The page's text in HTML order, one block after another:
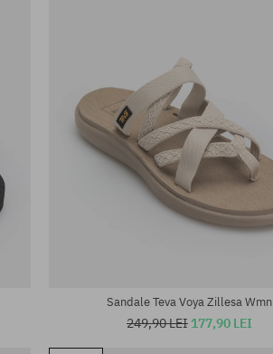
Sandale Teva Voya Zillesa Wmn
249,90 LEI 177,90 LEI